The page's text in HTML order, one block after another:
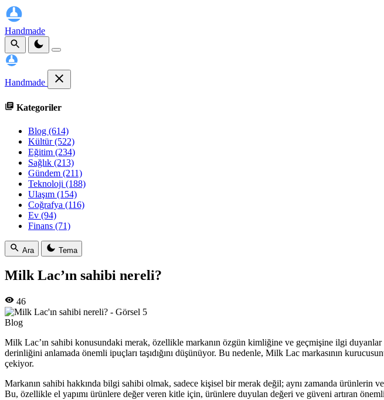
Handmade
Handmade
Kategoriler
Blog (614)
Kültür(522)
Eğitim (234)
Sağlık (213)
Gündem (211)
Teknoloji (188)
Ulaşım (154)
Coğrafya (116)
Ev (94)
Finans (71)
Ara Tema
Milk Lac’ın sahibi nereli?
46
Blog
Milk Lac’ın sahibi konusundaki merak, özellikle markanın özgün kimliğine ve geçmişine ilgi duyanlar
derinliğini anlamada önemli ipuçları taşıdığını düşünüyor. Bu nedenle, Milk Lac markasının
çekiyor.
Markanın sahibi hakkında bilgi sahibi olmak, sadece kişisel bir merak değil; aynı zamanda ürünlerin
Bu, özellikle el yapımı ürünlere değer veren kitle için, ürünlere duyulan değeri ve güveni artıran